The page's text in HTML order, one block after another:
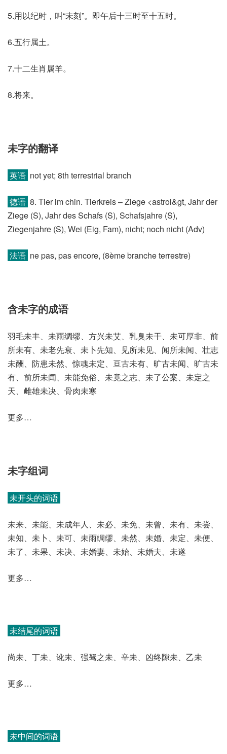
5.用以纪时，叫“未刻”。即午后十三时至十五时。
6.五行属土。
7.十二生肖属羊。
8.将来。
未字的翻译
英语 not yet; 8th terrestrial branch
德语 8. Tier im chin. Tierkreis – Ziege <astrol&gt, Jahr der
Ziege (S)​, Jahr des Schafs (S)​, Schafsjahre (S)​,
Ziegenjahre (S)​, Wei (Eig, Fam)​, nicht; noch nicht (Adv)
法语 ne pas, pas encore, (8ème branche terrestre)​
含未字的成语
羽毛未丰、未雨绸缪、方兴未艾、乳臭未干、未可厚非、前
所未有、未老先衰、未卜先知、见所未见、闻所未闻、壮志
未酬、防患未然、惊魂未定、亘古未有、旷古未闻、旷古未
有、前所未闻、未能免俗、未竟之志、未了公案、未定之
天、雌雄未决、骨肉未寒
更多…
未字组词
未开头的词语
未来、未能、未成年人、未必、未免、未曾、未有、未尝、
未知、未卜、未可、未雨绸缪、未然、未婚、未定、未便、
未了、未果、未决、未婚妻、未始、未婚夫、未遂
更多…
未结尾的词语
尚未、丁未、讹未、强驽之未、辛未、凶终隙未、乙未
更多…
未中间的词语